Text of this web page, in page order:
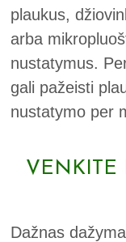
plaukus,
arba
nustatymus.
gali pažeisti
nustatymo per
VENKITE
Dažnas